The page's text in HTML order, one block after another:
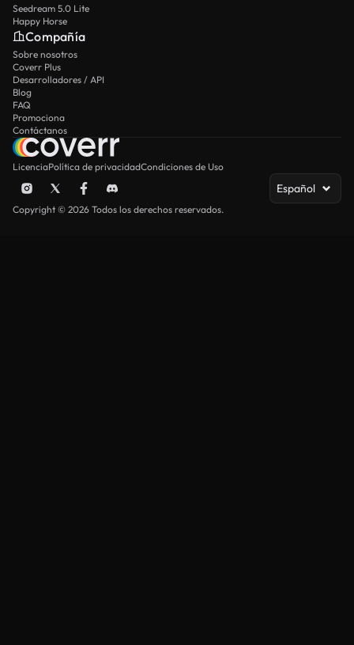
Seedream 5.0 Lite
Happy Horse
Compañía
Sobre nosotros
Coverr Plus
Desarrolladores / API
Blog
FAQ
Promociona
Contáctanos
LicenciaPolítica de privacidadCondiciones de Uso
Español
Copyright © 2026 Todos los derechos reservados.